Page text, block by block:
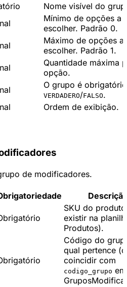
Nome visível do
Mínimo de opções a
escolher. Padrão 0.
Máximo de opções a
escolher. Padrão 1.
Quantidade máxima
opção.
O grupo é
VERDADERO/FALSO.
Ordem de exibição.
de modificadores.
SKU do
existir na
Produtos).
Código do
qual pertence
coincidir com
codigo_grupo em